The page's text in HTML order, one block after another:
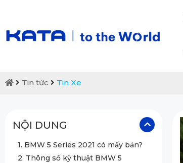
Tin tức Tin Xe
NỘI DUNG
1. BMW 5 Series 2021 có mấy bản?
2. Thông số kỹ thuật BMW 5